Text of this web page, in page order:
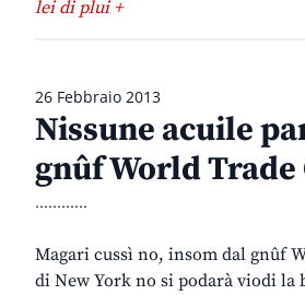
lei di plui +
26 Febbraio 2013
Nissune acuile
gnûf World
............
Magari cussì no, insom dal gnûf
di New York no si podarà viodi la